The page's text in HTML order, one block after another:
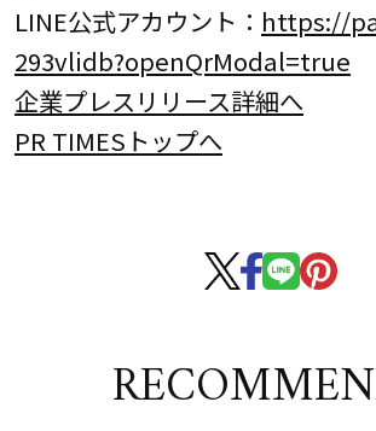
LINE公式アカウント： https://
293vlidb?openQrModal=true
企業プレスリリース詳細へ
PR TIMESトップへ